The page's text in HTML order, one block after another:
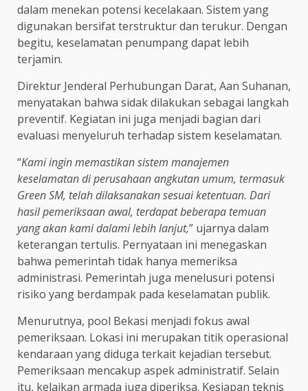
dalam menekan potensi kecelakaan. Sistem yang
digunakan bersifat terstruktur dan terukur. Dengan
begitu, keselamatan penumpang dapat lebih
terjamin.
Direktur Jenderal Perhubungan Darat, Aan Suhanan,
menyatakan bahwa sidak dilakukan sebagai langkah
preventif. Kegiatan ini juga menjadi bagian dari
evaluasi menyeluruh terhadap sistem keselamatan.
“Kami ingin memastikan sistem manajemen
keselamatan di perusahaan angkutan umum, termasuk
Green SM, telah dilaksanakan sesuai ketentuan. Dari
hasil pemeriksaan awal, terdapat beberapa temuan
yang akan kami dalami lebih lanjut,” ujarnya dalam
keterangan tertulis. Pernyataan ini menegaskan
bahwa pemerintah tidak hanya memeriksa
administrasi. Pemerintah juga menelusuri potensi
risiko yang berdampak pada keselamatan publik.
Menurutnya, pool Bekasi menjadi fokus awal
pemeriksaan. Lokasi ini merupakan titik operasional
kendaraan yang diduga terkait kejadian tersebut.
Pemeriksaan mencakup aspek administratif. Selain
itu, kelaikan armada juga diperiksa. Kesiapan teknis